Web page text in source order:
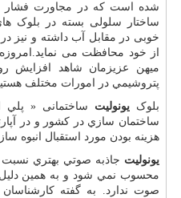
شده است که در مجاورت فشار
ساختار سلولی بسته در بلوک
خوبی در مقابل آب داشته و نیز
از خود محافظت می
ميهن عزيزمان شاهد افزايش
پتروشيمي در امورات مختلف
بلوک یونولیت ساختمانی «
ساختمان سازي در کشور و در
هزينه بودن مورد استقبال انبوه
يونوليت جاذبه صوتي بهتري
محسوب نمي شود و به همين
صوت ندارد. به گفته